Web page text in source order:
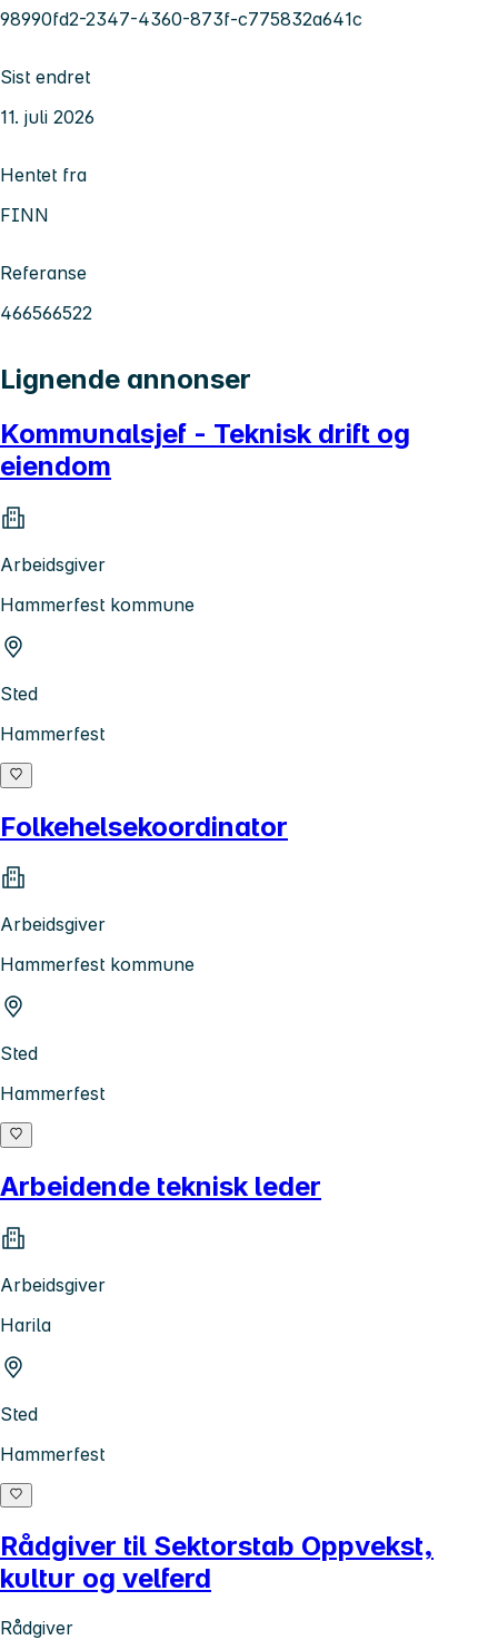
98990fd2-2347-4360-873f-c775832a641c
Sist endret
11. juli 2026
Hentet fra
FINN
Referanse
466566522
Lignende annonser
Kommunalsjef - Teknisk drift og
eiendom
Arbeidsgiver
Hammerfest kommune
Sted
Hammerfest
Folkehelsekoordinator
Arbeidsgiver
Hammerfest kommune
Sted
Hammerfest
Arbeidende teknisk leder
Arbeidsgiver
Harila
Sted
Hammerfest
Rådgiver til Sektorstab Oppvekst,
kultur og velferd
Rådgiver